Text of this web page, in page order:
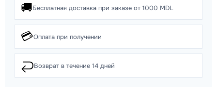
🚚Бесплатная доставка при заказе от 1000 MDL
💳Оплата при получении
↩️Возврат в течение 14 дней